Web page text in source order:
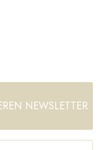
NEWSLETTER